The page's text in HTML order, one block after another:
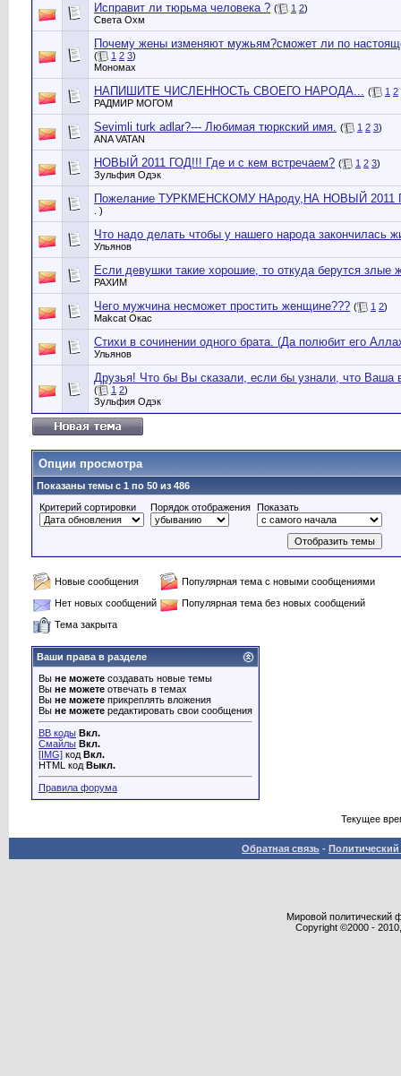
Исправит ли тюрьма человека ? ( 1 2)
Света Охм
Почему жены изменяют мужьям?сможет ли по
( 1 2 3)
Мономах
НАПИШИТЕ ЧИСЛЕННОСТь СВОЕГО НАРОДА... ( 1 2
РАДМИР МОГОМ
Sevimli turk adlar?--- Любимая тюркский имя. ( 1 2 3)
ANA VATAN
НОВЫЙ 2011 ГОД!!! Где и с кем встречаем? ( 1 2 3)
Зульфия Одэк
Пожелание ТУРКМЕНСКОМУ НАроду,НА НОВЫЙ 2011
. )
Что надо делать чтобы у нашего народа закончилась
Ульянов
Если девушки такие хорошие, то откуда берутся злые
РАХИМ
Чего мужчина несможет простить женщине??? ( 1 2)
Makcat Окас
Стихи в сочинении одного брата. (Да полюбит его
Ульянов
Друзья! Что бы Вы сказали, если бы узнали, что Ваша
( 1 2)
Зульфия Одэк
Опции просмотра
Показаны темы с 1 по 50 из 486
Критерий сортировки
Порядок отображения Показать
Новые сообщения
Популярная тема с новыми сообщениями
Нет новых сообщений
Популярная тема без новых сообщений
Тема закрыта
Ваши права в разделе
Вы не можете создавать новые темы
Вы не можете отвечать в темах
Вы не можете прикреплять вложения
Вы не можете редактировать свои сообщения
BB коды Вкл.
Смайлы Вкл.
[IMG] код Вкл.
HTML код Выкл.
Правила форума
Текущее
Обратная связь -
Мировой политический
Copyright ©2000 -